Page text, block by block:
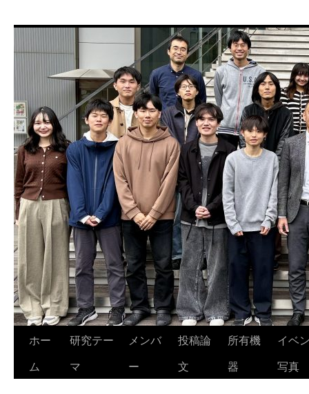
田 誠
ホー
ム
研究テー
マ
メンバ
ー
投稿論
文
所有機
器
イベ
写真